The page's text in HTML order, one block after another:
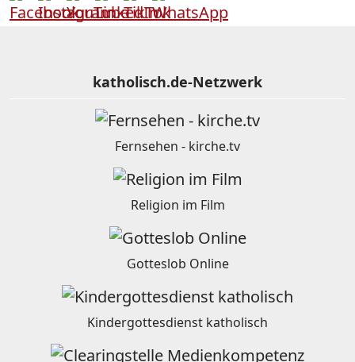
katholisch.de-Netzwerk
Fernsehen - kirche.tv
Religion im Film
Gotteslob Online
Kindergottesdienst katholisch